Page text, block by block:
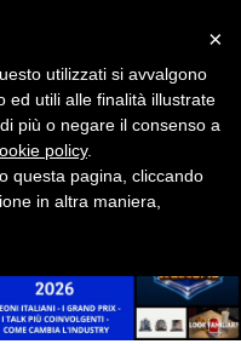
×
utilizzati si avvalgono
ed utili alle finalità illustrate
più o negare il consenso a
policy.
questa pagina, cliccando
in altra maniera,